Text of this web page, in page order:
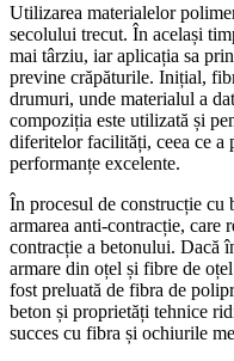
Utilizarea materialelor
secolului trecut. În același
mai târziu, iar aplicația sa
previne crăpăturile. Inițial,
drumuri, unde materialul a
compoziția este utilizată și
diferitelor facilități, ceea ce a
performanțe excelente.
În procesul de construcție cu
armarea anti-contracție, care
contracție a betonului. Dacă
armare din oțel și fibre de
fost preluată de fibra de
beton și proprietăți tehnice
succes cu fibra și ochiurile